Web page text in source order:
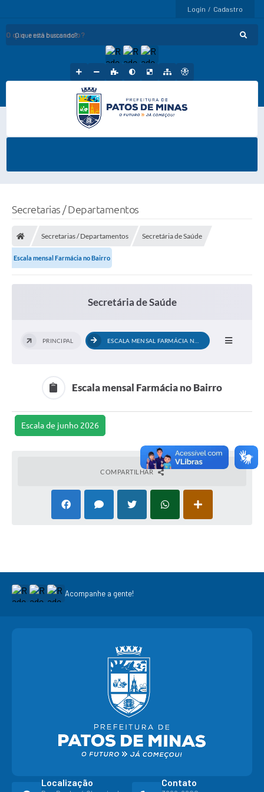
Login / Cadastro
O que está buscando?
Secretarias / Departamentos
Secretarias / Departamentos Secretária de Saúde
Escala mensal Farmácia no Bairro
Secretária de Saúde
PRINCIPAL
Escala mensal Farmácia no Bairro
Escala de junho 2026
COMPARTILHAR
Acompanhe a gente!
Localização Contato